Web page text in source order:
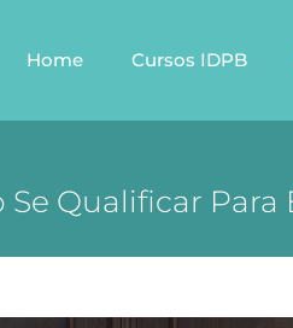
Home Cursos IDPB
Se Qualificar